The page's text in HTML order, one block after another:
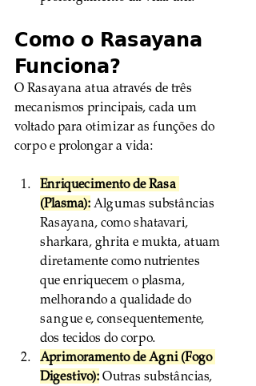
Como o Rasayana
Funciona?
O Rasayana atua através de três
mecanismos principais, cada um
voltado para otimizar as funções do
corpo e prolongar a vida:
Enriquecimento de Rasa
(Plasma): Algumas substâncias
Rasayana, como shatavari,
sharkara, ghrita e mukta, atuam
diretamente como nutrientes
que enriquecem o plasma,
melhorando a qualidade do
sangue e, consequentemente,
dos tecidos do corpo.
Aprimoramento de Agni (Fogo
Digestivo): Outras substâncias,